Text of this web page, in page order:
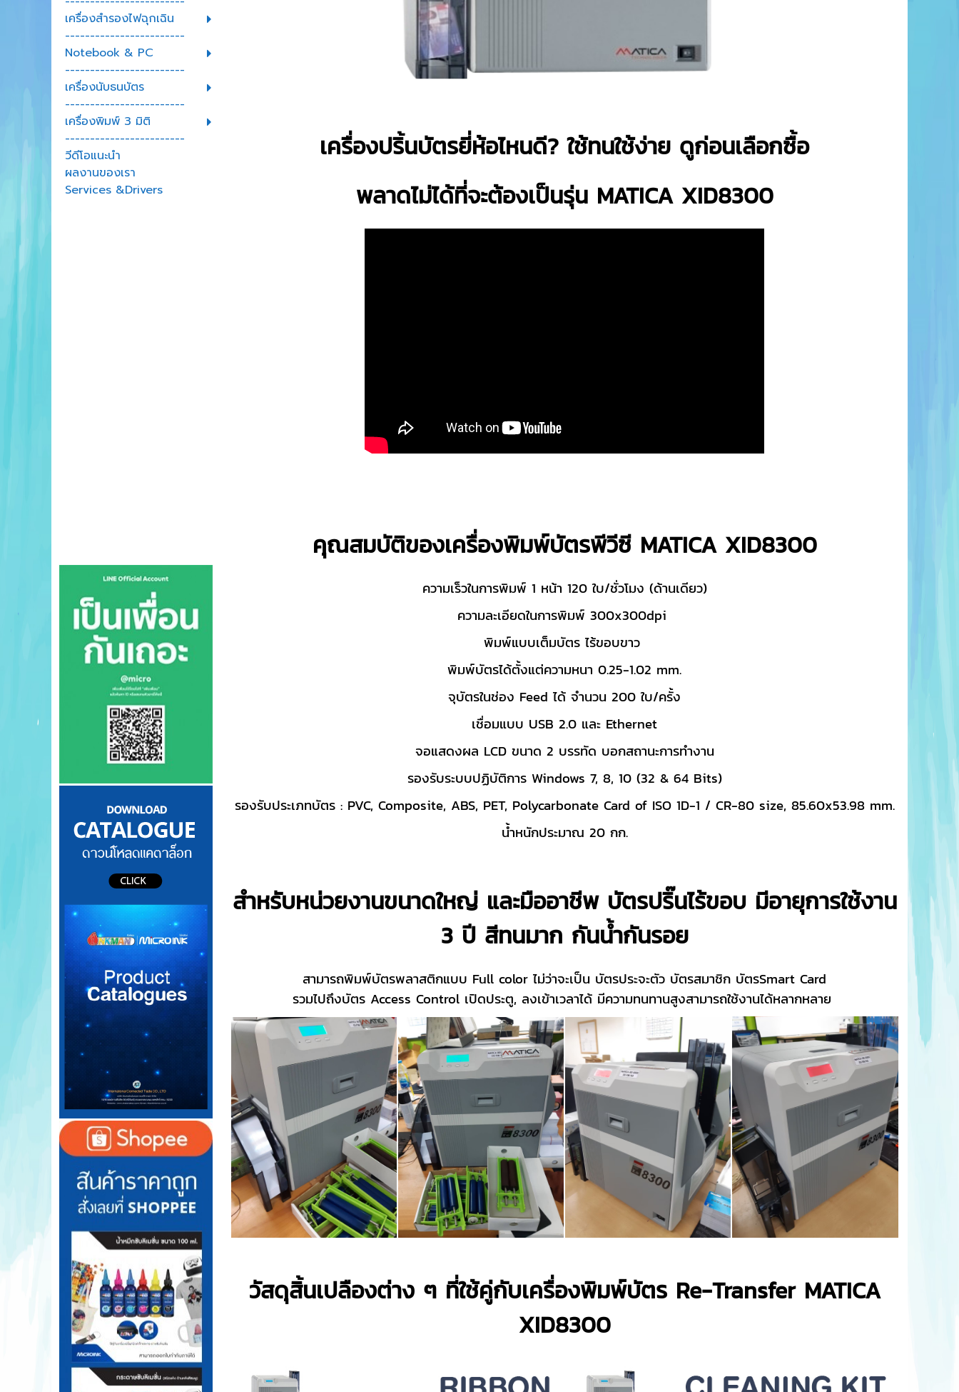
เครื่องสำรองไฟฉุกเฉิน
------------------------
Notebook & PC
------------------------
เครื่องนับธนบัตร
------------------------
เครื่องพิมพ์ 3 มิติ
------------------------
วีดีโอแนะนำ
ผลงานของเรา
Services &Drivers
เครื่องปริ้นบัตรยี่ห้อไหนดี? ใช้ทนใช้ง่าย ดูก่อนเลือกซื้อ
พลาดไม่ได้ที่จะต้องเป็นรุ่น MATICA XID8300
คุณสมบัติของเครื่องพิมพ์บัตรพีวีซี MATICA XID8300
ความเร็วในการพิมพ์ 1 หน้า 120 ใบ/ชั่วโมง (ด้านเดียว)
ความละเอียดในการพิมพ์ 300x300dpi
พิมพ์แบบเต็มบัตร ไร้ขอบขาว
พิมพ์บัตรได้ตั้งแต่ความหนา 0.25-1.02 mm.
จุบัตรในช่อง Feed ได้ จำนวน 200 ใบ/ครั้ง
เชื่อมแบบ USB 2.0 และ Ethernet
จอแสดงผล LCD ขนาด 2 บรรทัด บอกสถานะการทำงาน
รองรับระบบปฏิบัติการ Windows 7, 8, 10 (32 & 64 Bits)
รองรับประเภทบัตร : PVC, Composite, ABS, PET, Polycarbonate Card of ISO 1D-1 / CR-80 size, 85.60x53.98 mm.
น้ำหนักประมาณ 20 กก.
สำหรับหน่วยงานขนาดใหญ่ และมืออาชีพ บัตรปริ๊นไร้ขอบ มีอายุการใช้งาน
3 ปี สีทนมาก กันน้ำกันรอย
สามารถพิมพ์บัตรพลาสติกแบบ Full color ไม่ว่าจะเป็น บัตรประจะตัว บัตรสมาชิก บัตรSmart Card
รวมไปถึงบัตร Access Control เปิดประตู, ลงเข้าเวลาได้ มีความทนทานสูงสามารถใช้งานได้หลากหลาย
วัสดุสิ้นเปลืองต่าง ๆ ที่ใช้คู่กับเครื่องพิมพ์บัตร Re-Transfer MATICA
XID8300